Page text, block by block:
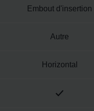
Embout d'insertion
Autre
Horizontal